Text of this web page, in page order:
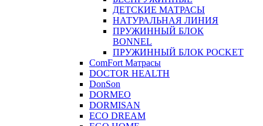
ДЕТСКИЕ МАТРАСЫ
НАТУРАЛЬНАЯ ЛИНИЯ
ПРУЖИННЫЙ БЛОК
BONNEL
ПРУЖИННЫЙ БЛОК POCKET
ComFort Матрасы
DOCTOR HEALTH
DonSon
DORMEO
DORMISAN
ECO DREAM